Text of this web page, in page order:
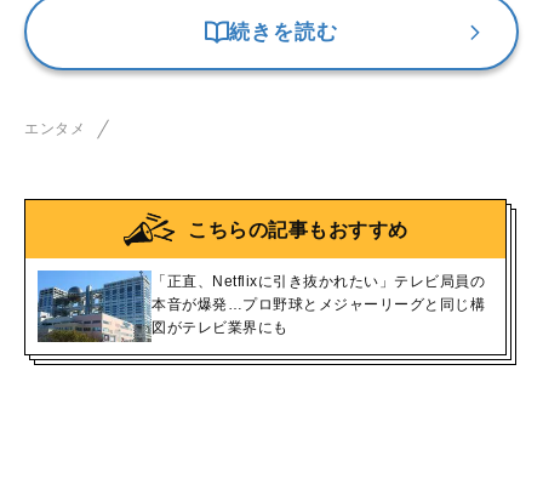
続きを読む
エンタメ
こちらの記事もおすすめ
「正直、Netflixに引き抜かれたい」テレビ局員の
本音が爆発…プロ野球とメジャーリーグと同じ構
図がテレビ業界にも